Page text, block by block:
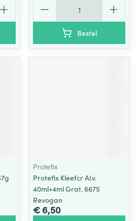
Bestel
Protefix
Protefix Kleefcr Al.v.
40ml+4ml Grat. 6675
Revogan
€ 6,50